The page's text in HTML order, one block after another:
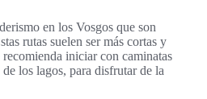
en los Vosgos que son
rutas suelen ser más cortas y
recomienda iniciar con caminatas
los lagos, para disfrutar de la